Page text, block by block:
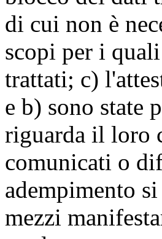
di cui non è
scopi per i
trattati; c)
e b) sono state
riguarda il loro
comunicati o
adempimento
mezzi